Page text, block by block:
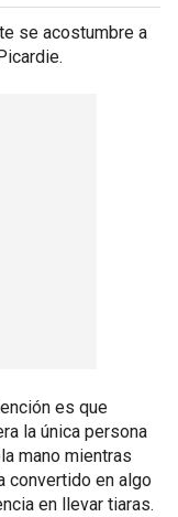
se acostumbre a
es que
la única persona
mano mientras
convertido en algo
en llevar tiaras.